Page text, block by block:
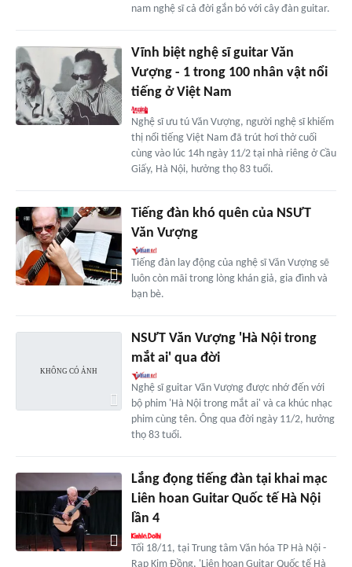
nam nghệ sĩ cả đời gắn bó với cây đàn guitar.
Vĩnh biệt nghệ sĩ guitar Văn
Vượng - 1 trong 100 nhân vật nổi
tiếng ở Việt Nam
Nghệ sĩ ưu tú Văn Vượng, người nghệ sĩ khiếm
thị nổi tiếng Việt Nam đã trút hơi thở cuối
cùng vào lúc 14h ngày 11/2 tại nhà riêng ở Cầu
Giấy, Hà Nội, hưởng thọ 83 tuổi.
Tiếng đàn khó quên của NSƯT
Văn Vượng
Tiếng đàn lay động của nghệ sĩ Văn Vượng sẽ
luôn còn mãi trong lòng khán giả, gia đình và
bạn bè.
NSƯT Văn Vượng 'Hà Nội trong
mắt ai' qua đời
Nghệ sĩ guitar Văn Vượng được nhớ đến với
bộ phim 'Hà Nội trong mắt ai' và ca khúc nhạc
phim cùng tên. Ông qua đời ngày 11/2, hưởng
thọ 83 tuổi.
Lắng đọng tiếng đàn tại khai mạc
Liên hoan Guitar Quốc tế Hà Nội
lần 4
Tối 18/11, tại Trung tâm Văn hóa TP Hà Nội -
Rạp Kim Đồng, 'Liên hoan Guitar Quốc tế Hà